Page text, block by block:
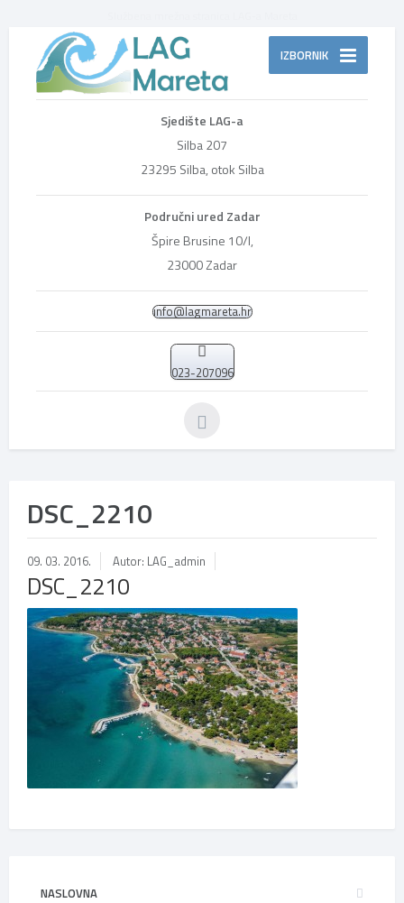
IZBORNIK
Sjedište LAG-a
Silba 207
23295 Silba, otok Silba
Područni ured Zadar
Špire Brusine 10/I,
23000 Zadar
info@lagmareta.hr
023-207096
DSC_2210
09. 03. 2016. Autor: LAG_admin
DSC_2210
NASLOVNA